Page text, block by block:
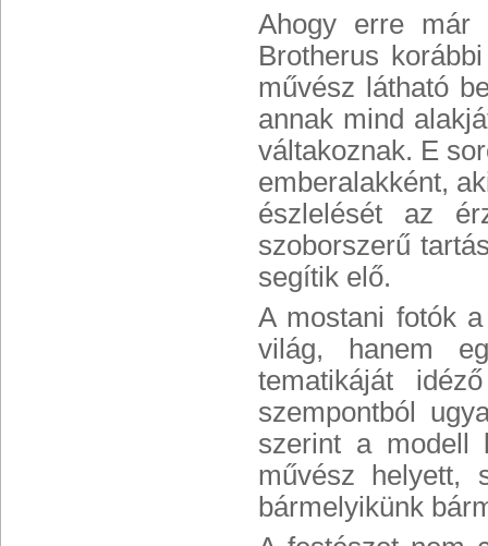
Ahogy erre már
Brotherus
művész látható
annak mind
váltakoznak. E
emberalakként,
észlelését az
szoborszerű
segítik elő.
A mostani fotók
világ, hanem
tematikáját
szempontból
szerint a modell
művész helyett,
bármelyikünk